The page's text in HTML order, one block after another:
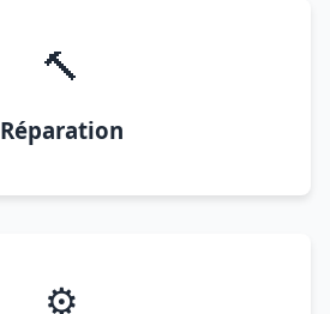
🔨
Réparation
⚙️